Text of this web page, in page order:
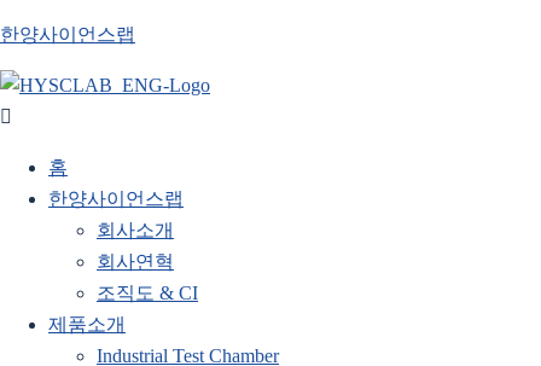
한양사이언스랩
홈
한양사이언스랩
회사소개
회사연혁
조직도 & CI
제품소개
Industrial Test Chamber